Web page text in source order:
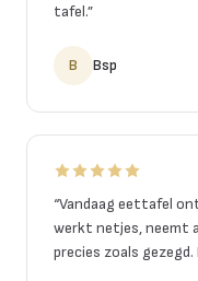
tafel.”
B Bsp
“Vandaag eettafel
werkt netjes, neemt
precies zoals gezegd.